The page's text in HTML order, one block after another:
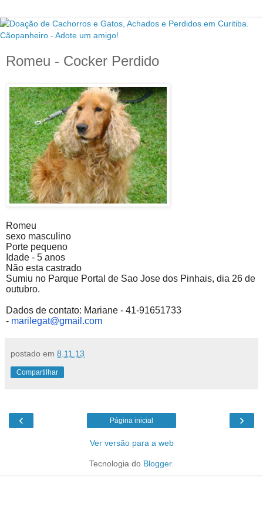
Romeu - Cocker Perdido
Romeu
sexo masculino
Porte pequeno
Idade - 5 anos
Não esta castrado
Sumiu no Parque Portal de Sao Jose dos Pinhais, dia 26 de
outubro.
Dados de contato: Mariane - 41-91651733
- marilegat@gmail.com
postado em 8.11.13
Compartilhar
‹ ›
Página inicial
Ver versão para a web
Tecnologia do Blogger.